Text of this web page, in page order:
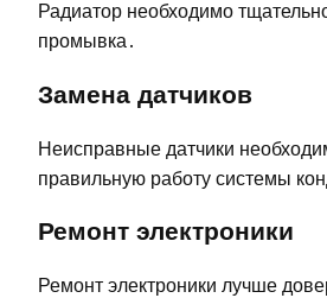
Радиатор необходимо
промывка․
Замена датчиков
Неисправные датчики
правильную работу системы
Ремонт электроники
Ремонт электроники лучше